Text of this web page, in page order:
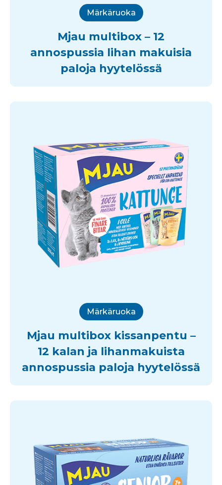
Märkäruoka
Mjau multibox – 12
annospussia lihan makuisia
paloja hyytelössä
Märkäruoka
Mjau multibox kissanpentu –
12 kalan ja lihanmakuista
annospussia paloja hyytelössä